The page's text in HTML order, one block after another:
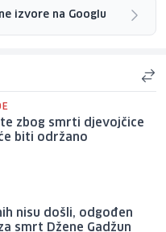
izvore na Googlu
zbog smrti djevojčice
biti održano
nisu došli, odgođen
smrt Džene Gadžun